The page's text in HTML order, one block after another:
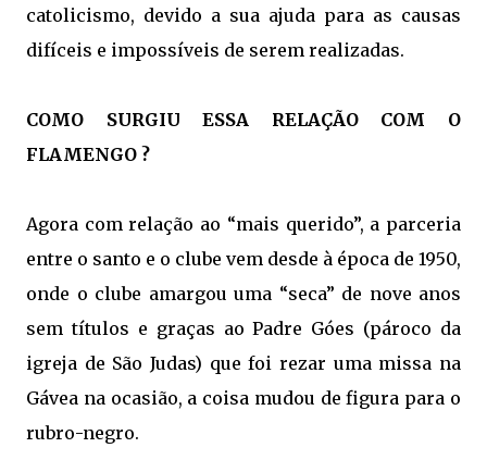
catolicismo, devido a sua ajuda para as causas
difíceis e impossíveis de serem realizadas.
COMO SURGIU ESSA RELAÇÃO COM O
FLAMENGO ?
Agora com relação ao “mais querido”, a parceria
entre o santo e o clube vem desde à época de 1950,
onde o clube amargou uma “seca” de nove anos
sem títulos e graças ao Padre Góes (pároco da
igreja de São Judas) que foi rezar uma missa na
Gávea na ocasião, a coisa mudou de figura para o
rubro-negro.